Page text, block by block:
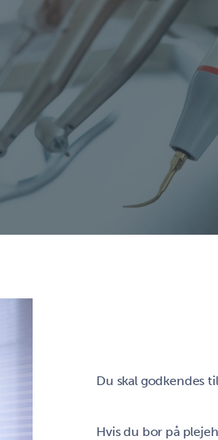
Du skal godkendes
Hvis du bor på